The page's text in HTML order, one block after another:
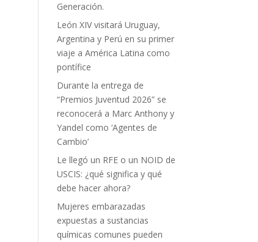
Generación.
León XIV visitará Uruguay,
Argentina y Perú en su primer
viaje a América Latina como
pontífice
Durante la entrega de
“Premios Juventud 2026” se
reconocerá a Marc Anthony y
Yandel como ‘Agentes de
Cambio’
Le llegó un RFE o un NOID de
USCIS: ¿qué significa y qué
debe hacer ahora?
Mujeres embarazadas
expuestas a sustancias
químicas comunes pueden